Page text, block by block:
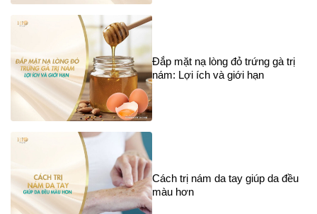
Đắp mặt nạ lòng đỏ trứng gà trị
nám: Lợi ích và giới hạn
Cách trị nám da tay giúp da đều
màu hơn